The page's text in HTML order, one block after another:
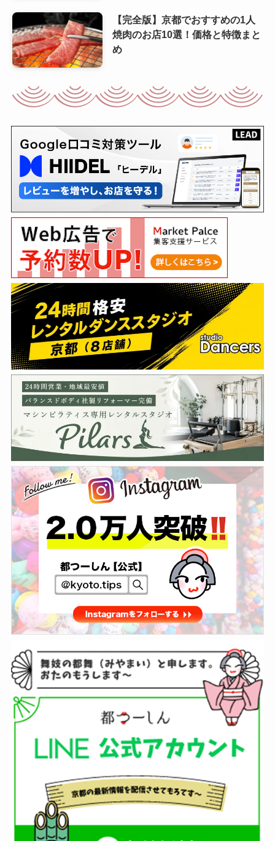
【完全版】京都でおすすめの1人
焼肉のお店10選！価格と特徴まと
め